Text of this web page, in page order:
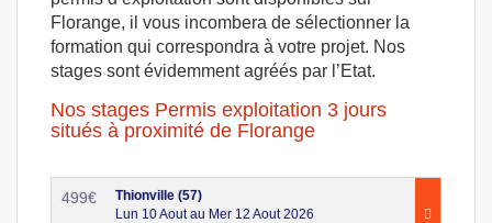
Florange, il vous incombera de sélectionner la
formation qui correspondra à votre projet. Nos
stages sont évidemment agréés par l’Etat.
Nos stages Permis exploitation 3 jours
situés à proximité de Florange
499€
Thionville (57)
Lun 10 Aout au Mer 12 Aout 2026